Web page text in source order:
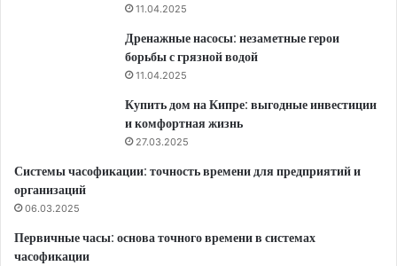
11.04.2025
Дренажные насосы: незаметные герои
борьбы с грязной водой
11.04.2025
Купить дом на Кипре: выгодные инвестиции
и комфортная жизнь
27.03.2025
Системы часофикации: точность времени для предприятий и
организаций
06.03.2025
Первичные часы: основа точного времени в системах
часофикации